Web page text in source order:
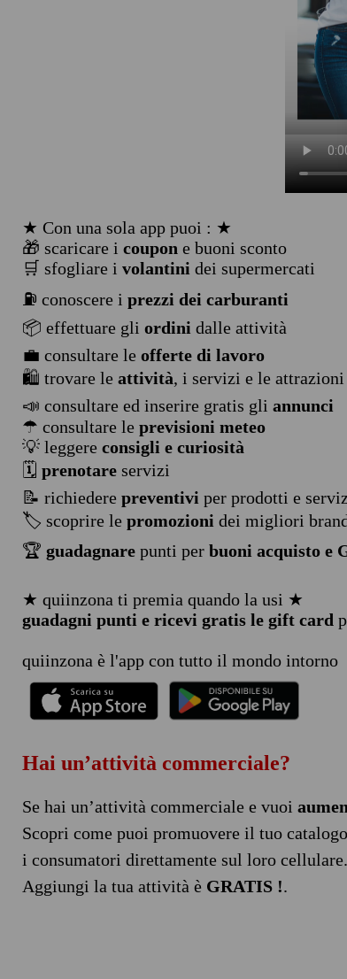
★ Con una sola app puoi : ★
🎁 scaricare i coupon e buoni sconto
🛒 sfogliare i volantini dei supermercati
⛽ conoscere i prezzi dei carburanti
📦 effettuare gli ordini dalle attività
💼 consultare le offerte di lavoro
🛍️ trovare le attività, i servizi e le
📣 consultare ed inserire gratis gli annunci
☂ consultare le previsioni meteo
💡 leggere consigli e curiosità
🗓️ prenotareservizi
📝 richiedere preventivi per prodotti e
🏷️ scoprire le promozioni dei migliori
🏆 guadagnarepunti per buoni acquisto e
★ quiinzona ti premia quando la usi ★
guadagni punti e ricevi gratis le gift card
quiinzona è l'app con tutto il mondo intorno
Hai un’attività commerciale?
Se hai un’attività commerciale e vuoi
Scopri come puoi promuovere il tuo
i consumatori direttamente sul loro cellulare.
Aggiungi la tua attività è GRATIS !.